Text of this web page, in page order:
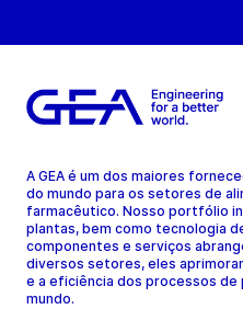
A GEA é um dos maiores
do mundo para os setores de
farmacêutico. Nosso portfólio
plantas, bem como tecnologia
componentes e serviços
diversos setores, eles
e a eficiência dos processos de
mundo.